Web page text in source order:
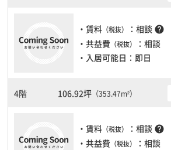
・賃料 （税抜） ：相談 help
・共益費 （税抜）
：相談
・入居可能日：即日
4階 106.92坪 （353.47m²）
・賃料 （税抜） ：相談 help
・共益費 （税抜）
：相談